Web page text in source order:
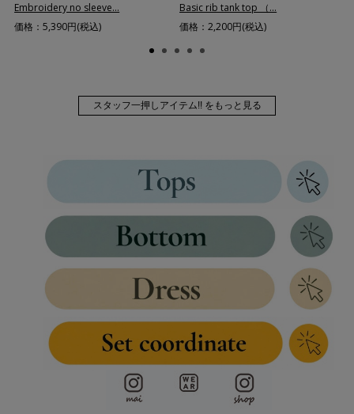
Embroidery no sleeve...
価格：5,390円(税込)
Basic rib tank top （...
価格：2,200円(税込)
スタッフ一押しアイテム!! をもっと見る